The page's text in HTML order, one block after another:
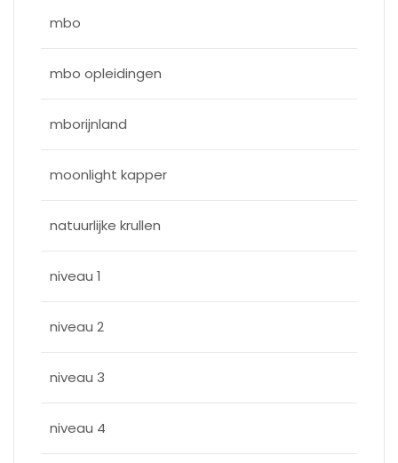
mbo
mbo opleidingen
mborijnland
moonlight kapper
natuurlijke krullen
niveau 1
niveau 2
niveau 3
niveau 4